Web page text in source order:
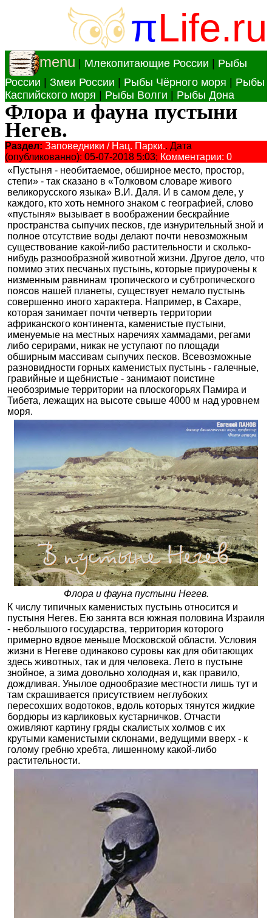
πLife.ru
menu Млекопитающие России
Рыбы
России
Змеи России Рыбы Чёрного моря
Рыбы
Каспийского моря
Рыбы Волги Рыбы Дона
Флора и фауна пустыни
Негев.
Раздел: Заповедники / Нац. Парки.. Дата
(опубликованно): 05-07-2018 5:03; Комментарии: 0
«Пустыня - необитаемое, обширное место, простор,
степи» - так сказано в «Толковом словаре живого
великорусского языка» В.И. Даля. И в самом деле, у
каждого, кто хоть немного знаком с географией, слово
«пустыня» вызывает в воображении бескрайние
пространства сыпучих песков, где изнурительный зной и
полное отсутствие воды делают почти невозможным
существование какой-либо растительности и сколько-
нибудь разнообразной животной жизни. Другое дело, что
помимо этих песчаных пустынь, которые приурочены к
низменным равнинам тропического и субтропического
поясов нашей планеты, существует немало пустынь
совершенно иного характера. Например, в Сахаре,
которая занимает почти четверть территории
африканского континента, каменистые пустыни,
именуемые на местных наречиях хаммадами, регами
либо серирами, никак не уступают по площади
обширным массивам сыпучих песков. Всевозможные
разновидности горных каменистых пустынь - галечные,
гравийные и щебнистые - занимают поистине
необозримые территории на плоскогорьях Памира и
Тибета, лежащих на высоте свыше 4000 м над уровнем
моря.
Флора и фауна пустыни Негев.
К числу типичных каменистых пустынь относится и
пустыня Негев. Ею занята вся южная половина Израиля
- небольшого государства, территория которого
примерно вдвое меньше Московской области. Условия
жизни в Негеве одинаково суровы как для обитающих
здесь животных, так и для человека. Лето в пустыне
знойное, а зима довольно холодная и, как правило,
дождливая. Унылое однообразие местности лишь тут и
там скрашивается присутствием неглубоких
пересохших водотоков, вдоль которых тянутся жидкие
бордюры из карликовых кустарничков. Отчасти
оживляют картину гряды скалистых холмов с их
крутыми каменистыми склонами, ведущими вверх - к
голому гребню хребта, лишенному какой-либо
растительности.